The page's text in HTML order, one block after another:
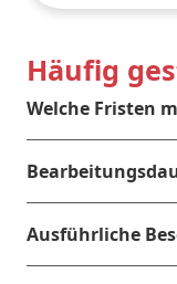
Häufig
Welche Fristen
Ausführliche